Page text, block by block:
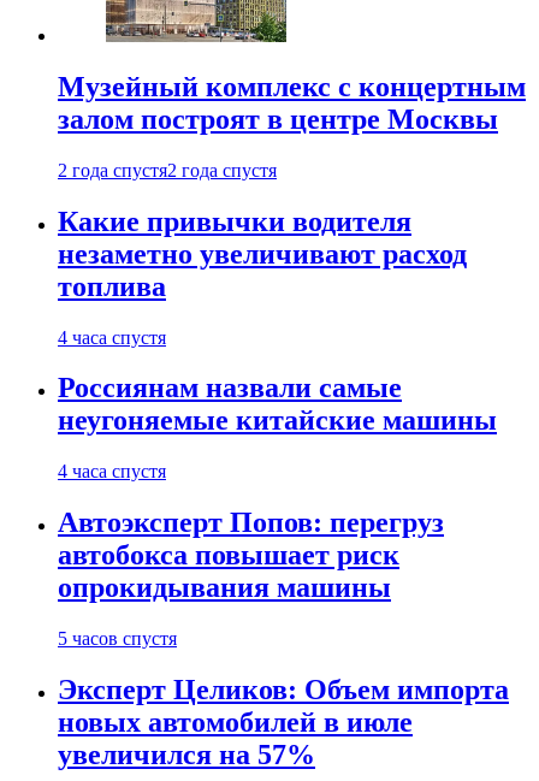
Музейный комплекс с концертным
залом построят в центре Москвы
2 года спустя2 года спустя
Какие привычки водителя
незаметно увеличивают расход
топлива
4 часа спустя
Россиянам назвали самые
неугоняемые китайские машины
4 часа спустя
Автоэксперт Попов: перегруз
автобокса повышает риск
опрокидывания машины
5 часов спустя
Эксперт Целиков: Объем импорта
новых автомобилей в июле
увеличился на 57%